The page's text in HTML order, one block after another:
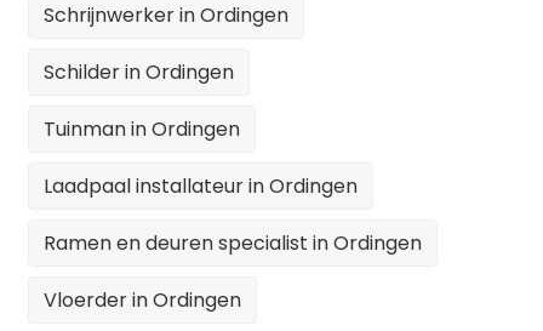
Schrijnwerker in Ordingen
Schilder in Ordingen
Tuinman in Ordingen
Laadpaal installateur in Ordingen
Ramen en deuren specialist in Ordingen
Vloerder in Ordingen